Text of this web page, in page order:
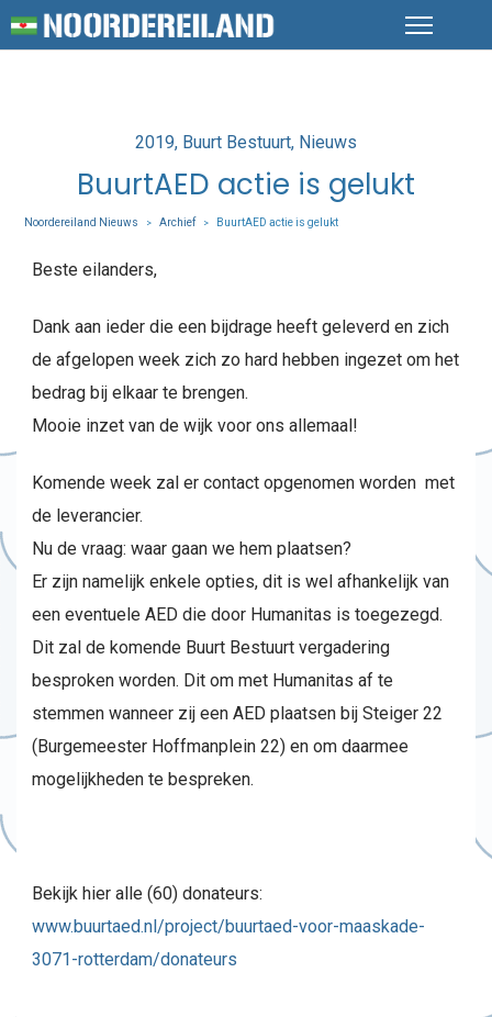
Posted
in
2019 Buurt Bestuurt Nieuws
BuurtAED actie is gelukt
Noordereiland Nieuws > Archief > BuurtAED actie is gelukt
Beste eilanders,
Dank aan ieder die een bijdrage heeft geleverd en zich
de afgelopen week zich zo hard hebben ingezet om het
bedrag bij elkaar te brengen.
Mooie inzet van de wijk voor ons allemaal!
Komende week zal er contact opgenomen worden met
de leverancier.
Nu de vraag: waar gaan we hem plaatsen?
Er zijn namelijk enkele opties, dit is wel afhankelijk van
een eventuele AED die door Humanitas is toegezegd.
Dit zal de komende Buurt Bestuurt vergadering
besproken worden. Dit om met Humanitas af te
stemmen wanneer zij een AED plaatsen bij Steiger 22
(Burgemeester Hoffmanplein 22) en om daarmee
mogelijkheden te bespreken.
Bekijk hier alle (60) donateurs:
www.buurtaed.nl/project/buurtaed-voor-maaskade-
3071-rotterdam/donateurs